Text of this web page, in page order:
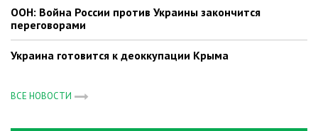
ООН: Война России против Украины закончится
переговорами
Украина готовится к деоккупации Крыма
ВСЕ НОВОСТИ